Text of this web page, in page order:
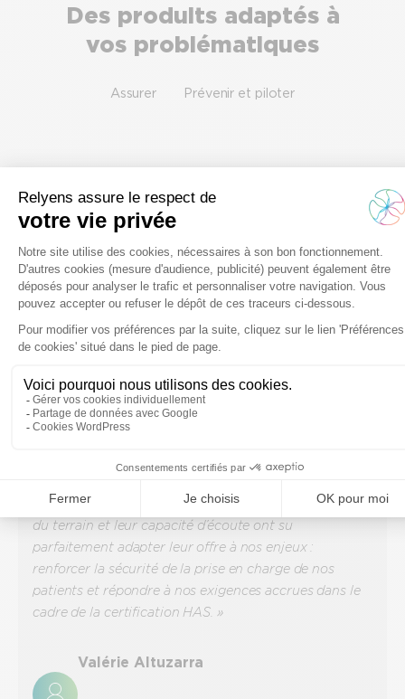
Des produits adaptés à
vos problématiques
Assurer Prévenir et piloter
« Nous recherchions à la fois une société ayant une
expertise concrète et une vision globale en matière de
écoute et en capacité de nous offrir une prestation sur
Relyens, grâce à leur adaptabilité, leur connaissance
du terrain et leur capacité d’écoute ont su
parfaitement adapter leur offre à nos enjeux :
renforcer la sécurité de la prise en charge de nos
patients et répondre à nos exigences accrues dans le
cadre de la certification HAS. »
Valérie Altuzarra